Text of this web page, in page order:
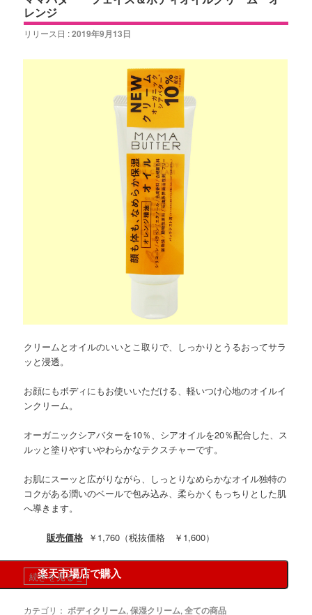
レンジ
リリース日 :2019年9月13日
クリームとオイルのいいとこ取りで、しっかりとうるおってサラ
ッと浸透。
お顔にもボディにもお使いいただける、軽いつけ心地のオイルイ
ンクリーム。
オーガニックシアバターを10％、シアオイルを20％配合した、ス
ルッと塗りやすいやわらかなテクスチャーです。
お肌にスーッと広がりながら、しっとりなめらかなオイル独特の
コクがある潤いのベールで包み込み、柔らかくもっちりとした肌
へ導きます。
販売価格￥1,760（税抜価格 ￥1,600）
楽天市場店で購入
続きを見る»
カテゴリ： ボディクリーム,保湿クリーム,全ての商品